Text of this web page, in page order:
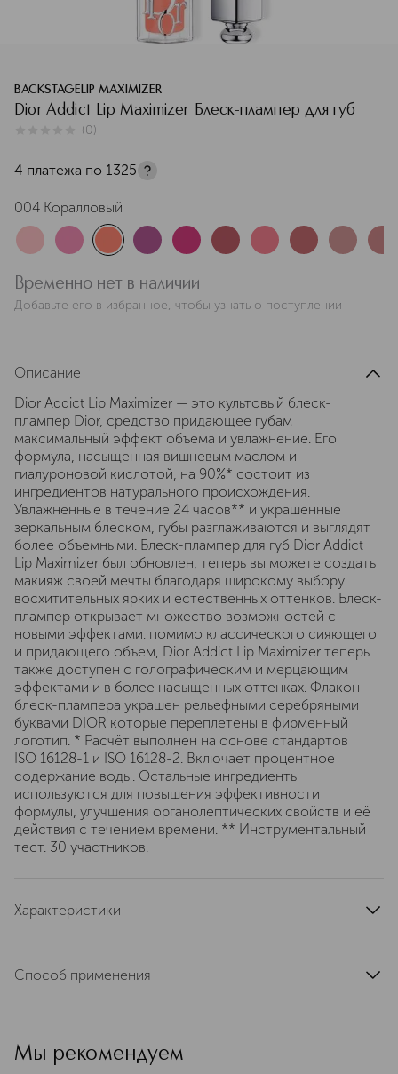
BACKSTAGELIP MAXIMIZER
Dior Addict Lip Maximizer Блеск-плампер для губ
(0)
4 платежа по 1325
004 Коралловый
Временно нет в наличии
Добавьте его в избранное, чтобы узнать о поступлении
Описание
Dior Addict Lip Maximizer — это культовый блеск-
плампер Dior, средство придающее губам
максимальный эффект объема и увлажнение. Его
формула, насыщенная вишневым маслом и
гиалуроновой кислотой, на 90%* состоит из
ингредиентов натурального происхождения.
Увлажненные в течение 24 часов** и украшенные
зеркальным блеском, губы разглаживаются и выглядят
более объемными. Блеск-плампер для губ Dior Addict
Lip Maximizer был обновлен, теперь вы можете создать
макияж своей мечты благодаря широкому выбору
восхитительных ярких и естественных оттенков. Блеск-
плампер открывает множество возможностей с
новыми эффектами: помимо классического сияющего
и придающего объем, Dior Addict Lip Maximizer теперь
также доступен с голографическим и мерцающим
эффектами и в более насыщенных оттенках. Флакон
блеск-плампера украшен рельефными серебряными
буквами DIOR которые переплетены в фирменный
логотип. * Расчёт выполнен на основе стандартов
ISO 16128-1 и ISO 16128-2. Включает процентное
содержание воды. Остальные ингредиенты
используются для повышения эффективности
формулы, улучшения органолептических свойств и её
действия с течением времени. ** Инструментальный
тест. 30 участников.
Характеристики
тип кожи
текстура
эффект
Способ применения
Мы рекомендуем